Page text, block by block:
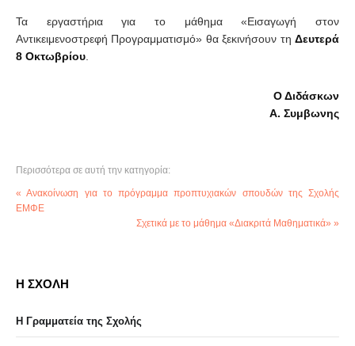
Τα εργαστήρια για το μάθημα «Εισαγωγή στον
Αντικειμενοστρεφή Προγραμματισμό» θα ξεκινήσουν τη Δευτερά
8 Οκτωβρίου
Ο Διδάσκων
Α. Συμβωνης
Περισσότερα σε αυτή την κατηγορία:
« Ανακοίνωση για το πρόγραμμα προπτυχιακών σπουδών της Σχολής
ΕΜΦΕ
Σχετικά με το μάθημα «Διακριτά Μαθηματικά» »
Η ΣΧΟΛΗ
Η Γραμματεία της Σχολής